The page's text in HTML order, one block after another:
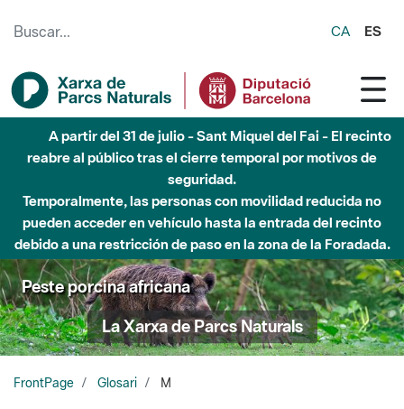
CA ES
A partir del 31 de julio - Sant Miquel del Fai - El recinto
reabre al público tras el cierre temporal por motivos de
seguridad.
Temporalmente, las personas con movilidad reducida no
pueden acceder en vehículo hasta la entrada del recinto
debido a una restricción de paso en la zona de la Foradada.
Peste porcina africana
La Xarxa de Parcs Naturals
FrontPage Glosari M